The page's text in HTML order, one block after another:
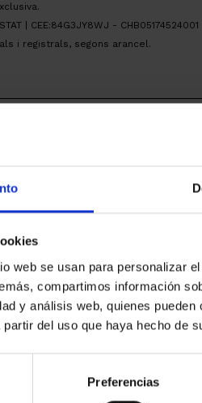
web se usan para personalizar
compartimos información
y análisis web, quienes
partir del uso que haya hecho de
Preferencias
| CEE:84G3JY8WJ - CHB05174524001 |
i registrals, segons arancel.